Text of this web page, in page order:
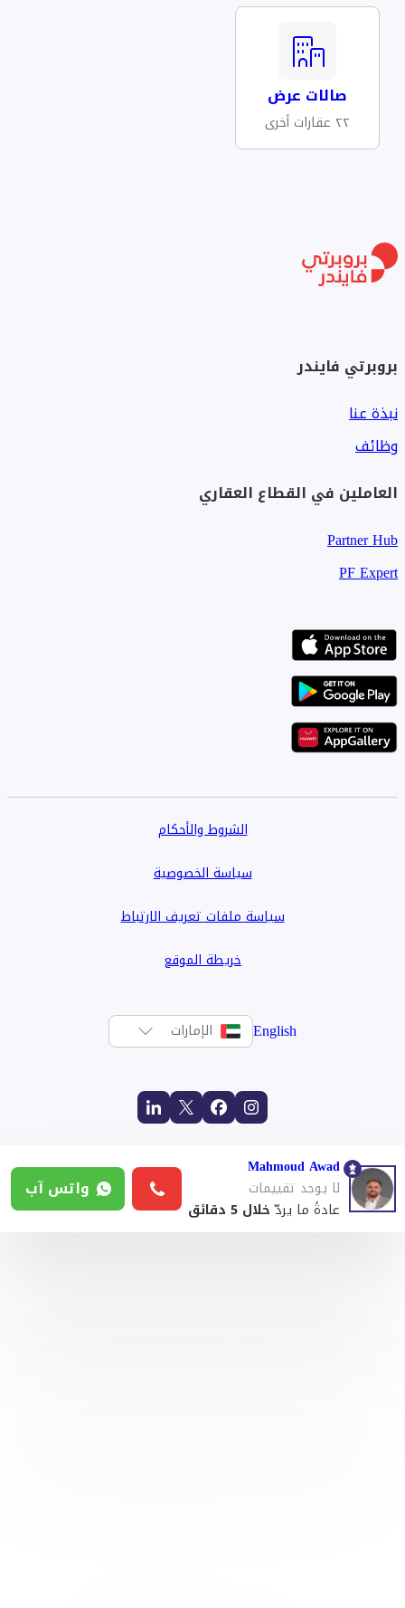
صالات عرض
٢٢ عقارات أخرى
بروبرتي فايندر
نبذة عنا
وظائف
العاملين في القطاع العقاري
Partner Hub
PF Expert
الشروط والأحكام
سياسة الخصوصية
سياسة ملفات تعريف الارتباط
خريطة الموقع
English الإمارات
Mahmoud Awad
لا يوجد تقييمات
عادةً ما يردّخلال 5 دقائق
واتس آب